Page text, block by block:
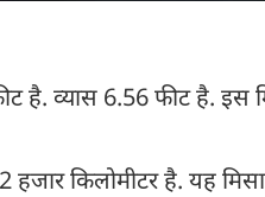
है. व्यास 6.56 फीट है. इस
हजार किलोमीटर है. यह